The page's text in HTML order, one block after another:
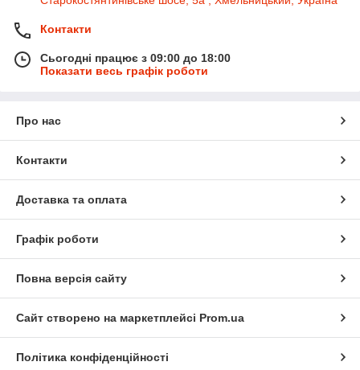
Контакти
Сьогодні працює з 09:00 до 18:00
Показати весь графік роботи
Про нас
Контакти
Доставка та оплата
Графік роботи
Повна версія сайту
Сайт створено на маркетплейсі Prom.ua
Політика конфіденційності